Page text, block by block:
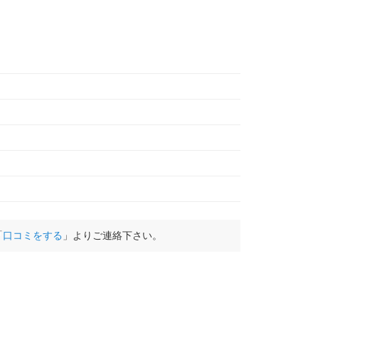
口コミをする 」よりご連絡下さい。